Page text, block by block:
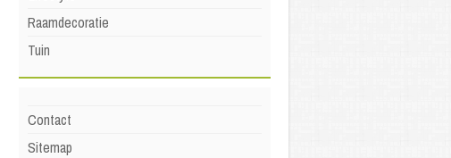
Raamdecoratie
Tuin
Contact
Sitemap